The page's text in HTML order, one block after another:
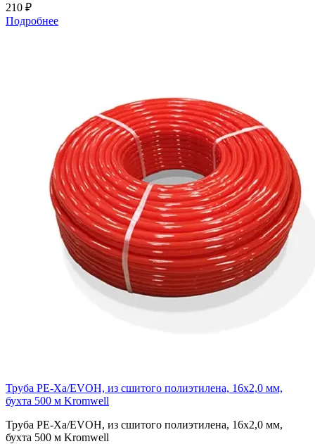
210 ₽
Подробнее
Труба PE-Xa/EVOH, из сшитого полиэтилена, 16x2,0 мм,
бухта 500 м Kromwell
Труба PE-Xa/EVOH, из сшитого полиэтилена, 16x2,0 мм,
бухта 500 м Kromwell